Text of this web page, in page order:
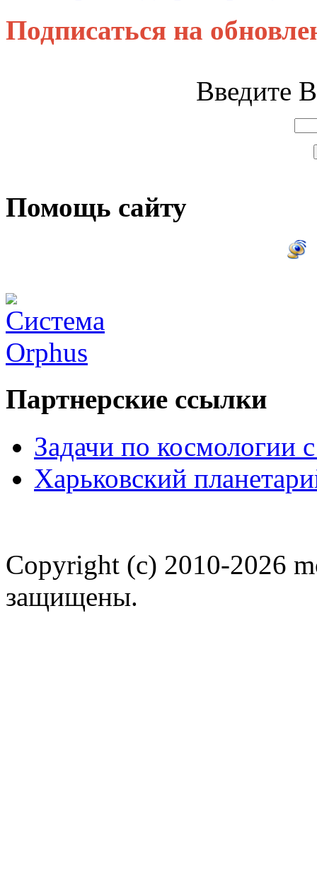
Подписаться на
Введите
Помощь сайту
Партнерские ссылки
Задачи по космологии
Харьковский
Copyright (c) 2010-2026
защищены.